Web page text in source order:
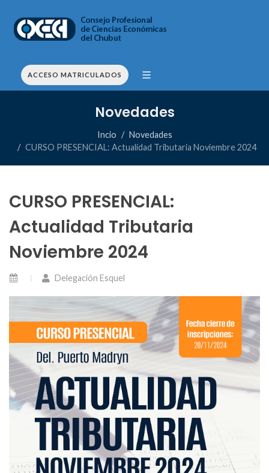
ACCESO MATRICULADOS
Novedades
Incio
Novedades
CURSO PRESENCIAL: Actualidad Tributaria Noviembre 2024
CURSO PRESENCIAL:
Actualidad Tributaria
Noviembre 2024
Delegación Esquel